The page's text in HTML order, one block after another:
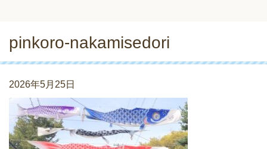
pinkoro-nakamisedori
2026年5月25日